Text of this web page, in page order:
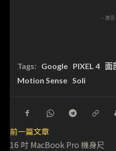
- 廣
Tags: Google PIXEL 4 面
Motion Sense Soli
前一篇文章
16 吋 MacBook Pro 機身尺